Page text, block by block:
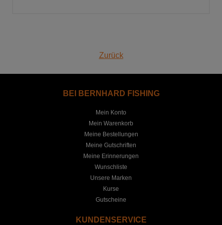
Zurück
BEI BERNHARD FISHING
Mein Konto
Mein Warenkorb
Meine Bestellungen
Meine Gutschriften
Meine Erinnerungen
Wunschliste
Unsere Marken
Kurse
Gutscheine
KUNDENSERVICE